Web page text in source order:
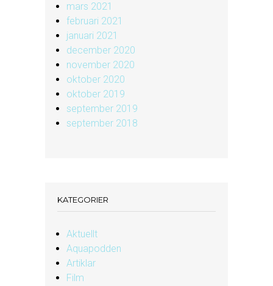
mars 2021
februari 2021
januari 2021
december 2020
november 2020
oktober 2020
oktober 2019
september 2019
september 2018
KATEGORIER
Aktuellt
Aquapodden
Artiklar
Film